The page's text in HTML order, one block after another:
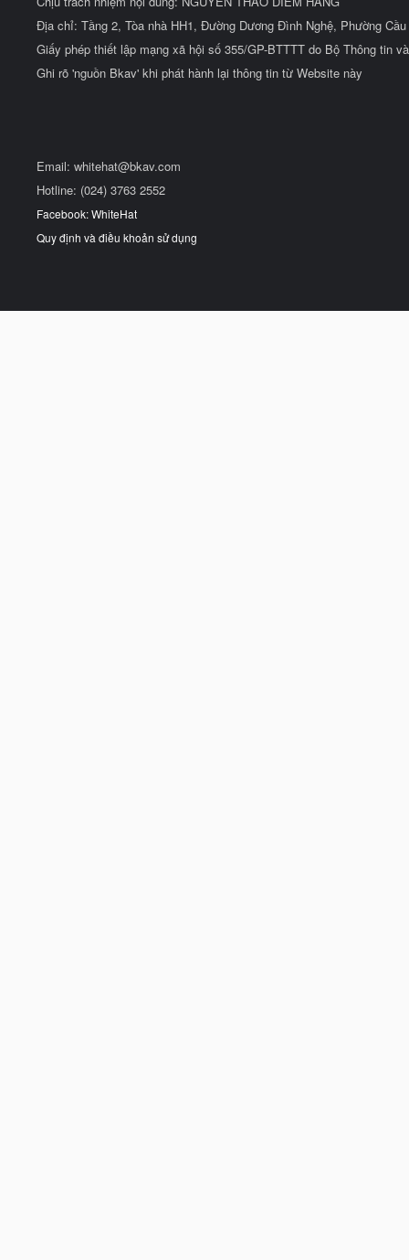
Địa chỉ: Tầng 2, Tòa nhà HH1, Đường Dương Đình Nghệ, Phường
Giấy phép thiết lập mạng xã hội số 355/GP-BTTTT do Bộ Thông tin
Ghi rõ 'nguồn Bkav' khi phát hành lại thông tin từ Website này
Email: whitehat@bkav.com
Hotline: (024) 3763 2552
Facebook: WhiteHat
Quy định và điều khoản sử dụng